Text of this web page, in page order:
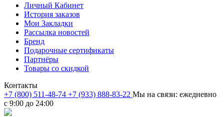
Личный Кабинет
История заказов
Мои Закладки
Рассылка новостей
Бренд
Подарочные сертификаты
Партнёры
Товары со скидкой
Контакты
+7 (800) 511-48-74 +7 (933) 888-83-22 Мы на связи: ежедневно
с 9:00 до 24:00